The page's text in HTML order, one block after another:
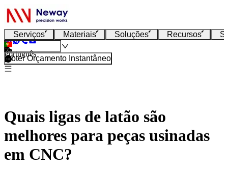
Serviços Materiais Soluções Recursos
Português
Obter Orçamento Instantâneo
Quais ligas de latão são
melhores para peças usinadas
em CNC?